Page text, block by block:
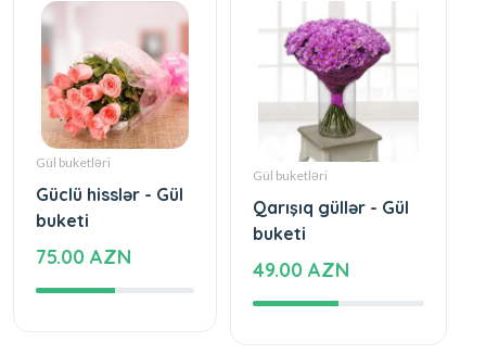
Gül buketləri
Güclü hisslər - Gül
buketi
75.00 AZN
Gül buketləri
Qarışıq güllər - Gül
buketi
49.00 AZN